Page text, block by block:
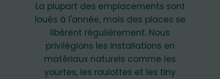
La plupart des emplacements sont
loués à l'année, mais des places se
libèrent régulièrement. Nous
privilégions les installations en
matériaux naturels comme les
yourtes, les roulottes et les tiny